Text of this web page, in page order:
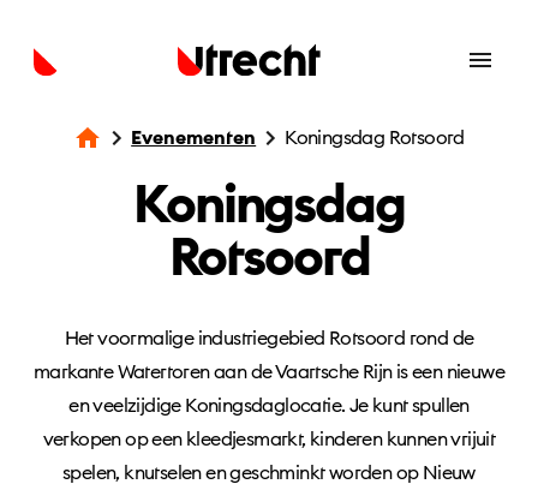
Evenementen Koningsdag Rotsoord
Koningsdag
Rotsoord
Het voormalige industriegebied Rotsoord rond de
markante Watertoren aan de Vaartsche Rijn is een nieuwe
en veelzijdige Koningsdaglocatie. Je kunt spullen
verkopen op een kleedjesmarkt, kinderen kunnen vrijuit
spelen, knutselen en geschminkt worden op Nieuw